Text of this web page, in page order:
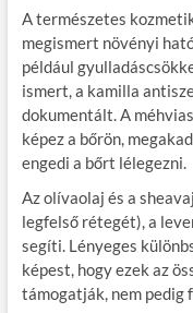
A természetes
megismert növényi
például
ismert, a kamilla
dokumentált. A
képez a bőrön,
engedi a bőrt lélegezni.
Az olívaolaj és a
legfelső rétegét), a
segíti. Lényeges
képest, hogy ezek az
támogatják, nem pedig